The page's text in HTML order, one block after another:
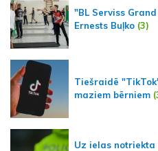
"BL Serviss
Ernests Buļko (3)
Tiešraidē
maziem bērniem
Uz ielas